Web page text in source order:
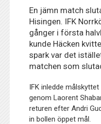
En jämn match
Hisingen. IFK
gånger i första
kunde Häcken
spark var det
matchen som
IFK inledde
genom Laorent
returen efter Andri
in bollen öppet mål.